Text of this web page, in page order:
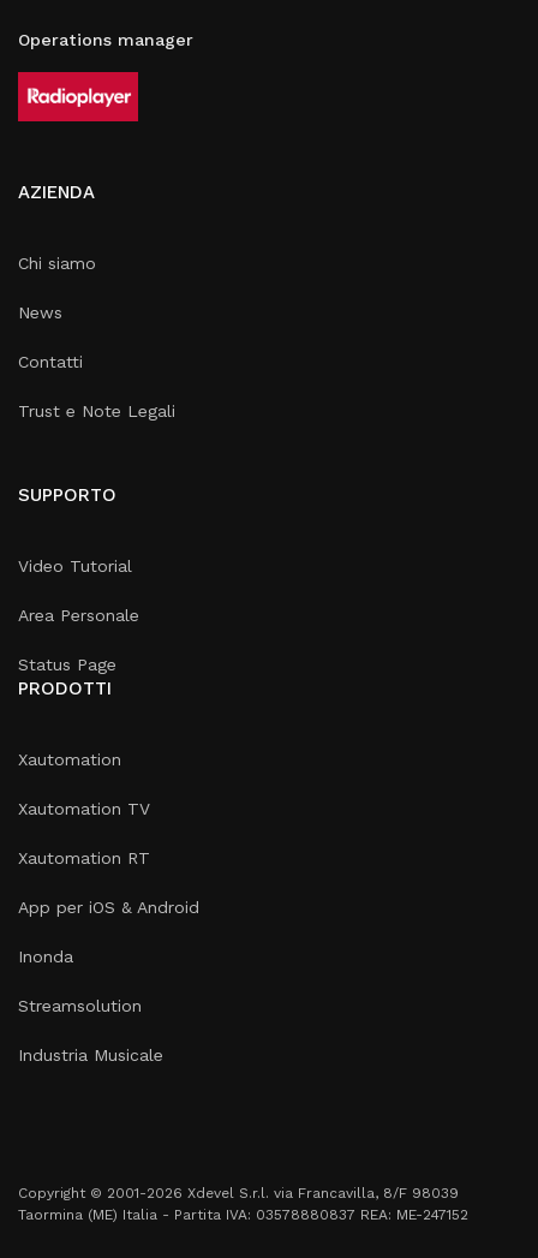
Operations manager
AZIENDA
Chi siamo
News
Contatti
Trust e Note Legali
SUPPORTO
Video Tutorial
Area Personale
Status Page
PRODOTTI
Xautomation
Xautomation TV
Xautomation RT
App per iOS & Android
Inonda
Streamsolution
Industria Musicale
Copyright © 2001-2026 Xdevel S.r.l. via Francavilla, 8/F 98039
Taormina (ME) Italia - Partita IVA: 03578880837 REA: ME-247152